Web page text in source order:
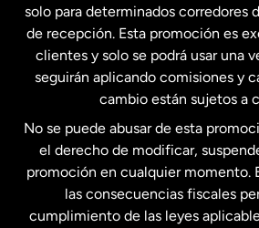
Estados Unidos
Estados Unidos
Francia
Malasia
solo para determinados corredores
de recepción. Esta promoción es
clientes y solo se podrá usar una
seguirán aplicando comisiones y
cambio están sujetos a
No se puede abusar de esta
el derecho de modificar,
promoción en cualquier momento.
las consecuencias fiscales
cumplimiento de las leyes